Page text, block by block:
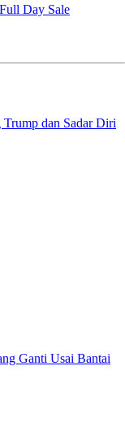
Day Sale
dan Sadar Diri
Ganti Usai Bantai